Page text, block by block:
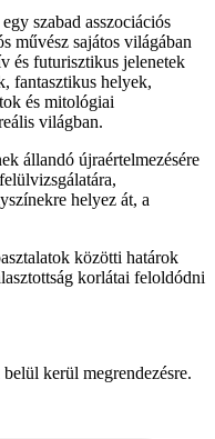
szabad asszociációs
művész sajátos világában
és futurisztikus jelenetek
fantasztikus helyek,
és mitológiai
világban.
állandó újraértelmezésére
helyez át, a
közötti határok
korlátai feloldódni
kerül megrendezésre.